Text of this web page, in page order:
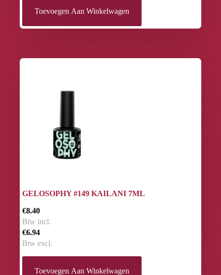
Toevoegen Aan Winkelwagen
GELOSOPHY #149 KAILANI 7ML
€8.40
Btw incl.
€6.94
Btw excl.
Toevoegen Aan Winkelwagen